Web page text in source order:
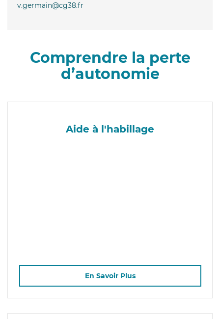
v.germain@cg38.fr
Comprendre la perte
d’autonomie
Aide à l'habillage
En Savoir Plus